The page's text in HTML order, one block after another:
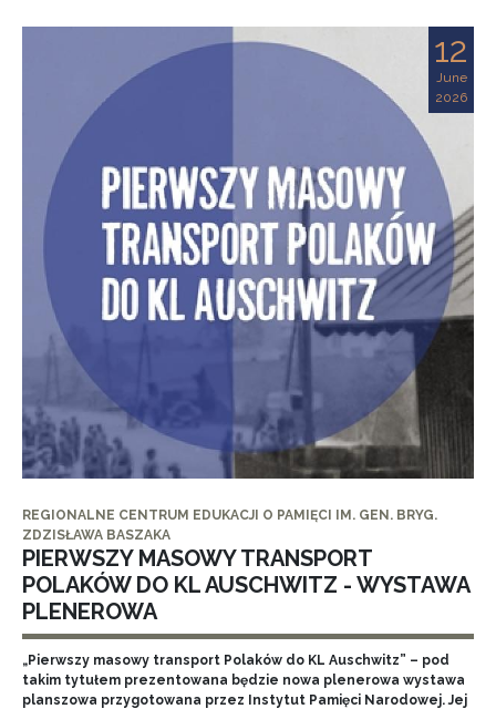
12
June
2026
REGIONALNE CENTRUM EDUKACJI O PAMIĘCI IM. GEN. BRYG.
ZDZISŁAWA BASZAKA
PIERWSZY MASOWY TRANSPORT
POLAKÓW DO KL AUSCHWITZ - WYSTAWA
PLENEROWA
„Pierwszy masowy transport Polaków do KL Auschwitz” – pod
takim tytułem prezentowana będzie nowa plenerowa wystawa
planszowa przygotowana przez Instytut Pamięci Narodowej. Jej